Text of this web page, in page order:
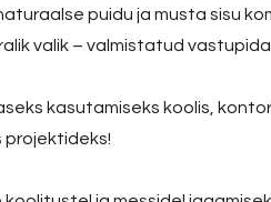
puidu ja musta sisu
valik – valmistatud
kasutamiseks koolis,
projektideks!